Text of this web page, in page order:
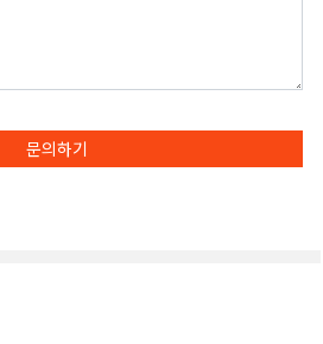
문의하기